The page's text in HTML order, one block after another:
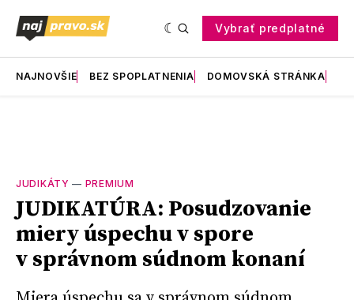
Vybrať predplatné
NAJNOVŠIE BEZ SPOPLATNENIA DOMOVSKÁ STRÁNKA
JUDIKÁTY — PREMIUM
JUDIKATÚRA: Posudzovanie
miery úspechu v spore
v správnom súdnom konaní